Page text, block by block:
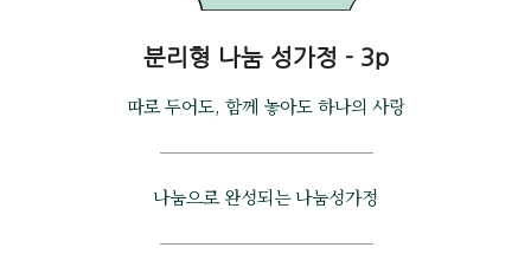
분리형 나눔 성가정 - 3p
따로 두어도, 함께 놓아도 하나의 사랑
나눔으로 완성되는 나눔성가정